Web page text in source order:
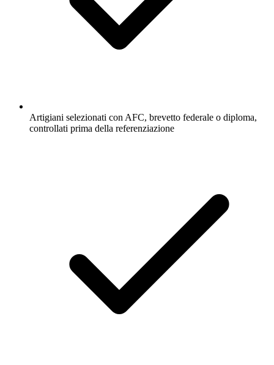
Artigiani selezionati con AFC, brevetto federale o diploma,
controllati prima della referenziazione